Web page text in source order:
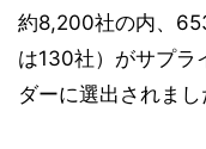
約8,200社の内、
は130社）がサプラ
ダーに選出されまし